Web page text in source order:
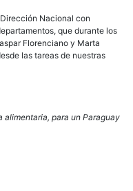
Nacional con
que durante los
Florenciano y Marta
las tareas de nuestras
alimentaria, para un Paraguay